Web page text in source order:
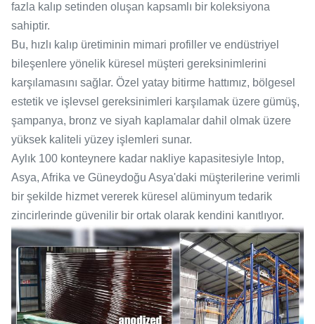
fazla kalıp setinden oluşan kapsamlı bir koleksiyona
sahiptir.
Bu, hızlı kalıp üretiminin mimari profiller ve endüstriyel
bileşenlere yönelik küresel müşteri gereksinimlerini
karşılamasını sağlar. Özel yatay bitirme hattımız, bölgesel
estetik ve işlevsel gereksinimleri karşılamak üzere gümüş,
şampanya, bronz ve siyah kaplamalar dahil olmak üzere
yüksek kaliteli yüzey işlemleri sunar.
Aylık 100 konteynere kadar nakliye kapasitesiyle Intop,
Asya, Afrika ve Güneydoğu Asya'daki müşterilerine verimli
bir şekilde hizmet vererek küresel alüminyum tedarik
zincirlerinde güvenilir bir ortak olarak kendini kanıtlıyor.